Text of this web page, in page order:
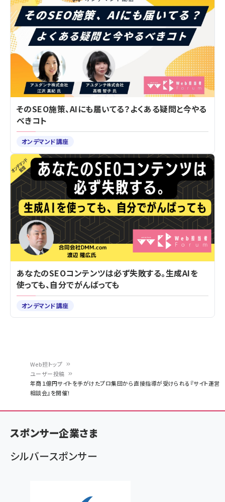
く
ず
Web担トップ
ユーザー投稿
年商１億円サイトを手がけたプロ集団から直接指導が受けられる『サイト運営
相談会』を開催！
そのSEO施策、AIにも届いてる？よくある疑問と今やる
べきコト
オンデマンド講座
あなたのSEOコンテンツは必ず失敗する。生成AIを
使っても、自分でがんばっても
オンデマンド講座
スポンサー企業さま
シルバースポンサー